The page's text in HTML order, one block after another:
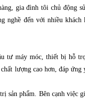
gia đình tôi chủ động
nghề đến với nhiều khách
tư máy móc, thiết bị hỗ
lượng cao hơn, đáp ứng
sản phẩm. Bên cạnh việc